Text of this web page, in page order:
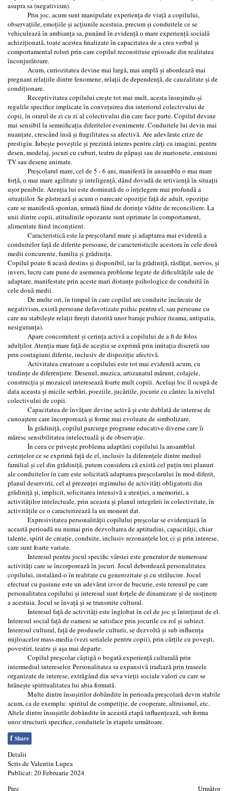
asupra sa (negativism).
Prin joc, acum sunt manipulate experiența de viață a copilului,
observațiile, emoțiile şi acțiunile acestuia, precum şi conduitele ce se
vehiculează în ambianța sa, punând în evidență o mare experiență socială
achiziționată, toate acestea finalizate în capacitatea de a crea verbal şi
comportamental roluri prin care copilul reconstituie episoade din realitatea
înconjurătoare.
Acum, curiozitatea devine mai largă, mai amplă şi abordează mai
pregnant relațiile dintre fenomene, relații de dependență, de cauzalitate şi de
condiționare.
Receptivitatea copilului creşte tot mai mult, acesta însuşindu-şi
regulile specifice implicate în convețuirea din interiorul colectivului de
copii, în orarul de zi cu zi al colectivului din care face parte. Copilul devine
mai sensibil la semnificația diferitelor evenimente. Conduitele lui devin mai
nuanțate, crescând însă şi fragilitatea sa afectivă. Are adevărate crize de
prestigiu. Iubeşte poveştile şi prezintă interes pentru cărți cu imagini, pentru
desen, modelaj, jocuri cu cuburi, teatru de păpuşi sau de marionete, emisiuni
TV sau desene animate.
Preşcolarul mare, cel de 5 - 6 ani, manifestă în ansamblu o mai mare
forță, o mai mare agilitate şi inteligență, dând dovadă de retiviență în situații
uşor penibile. Atenția lui este dominată de o înțelegere mai profundă a
situațiilor. Se păstrează şi acum o oarecare opoziție față de adult, opoziție
care se manifestă spontan, urmată fiind de dorințe vădite de reconciliere. La
unii dintre copii, atitudinile opozante sunt oprimate în comportament,
alimentate fiind inconştient.
Caracteristică este la preşcolarul mare şi adaptarea mai evidentă a
conduitelor față de diferite persoane, de caracteristicile acestora în cele două
medii concurente, familia şi grădinița.
Copilul poate fi acasă destins şi disponibil, iar la grădiniță, răsfățat, nervos, şi
invers, lucru care pune de asemenea probleme legate de dificultățile sale de
adaptare, manifestate prin aceste mari distanțe psihologice de conduită în
cele două medii.
De multe ori, în timpul în care copilul are conduite încărcate de
negativism, există persoane defavotizate psihic pentru el, sau persoane cu
care nu stabileşte relații fireşti datorită unor baraje psihice (teama, antipatia,
nesiguranța).
Apare concomitent şi cerința activă a copilului de a fi de folos
adulților. Atenția mare față de aceştia se exprimă prin imitația discretă sau
prin contagiuni diferite, inclusiv de dispoziție afectivă.
Activitatea creatoare a copilului este tot mai evidentă acum, cu
tendințe de diferențiere. Desenul, muzica, artizanatul mărunt, colajele,
construcția şi mozaicul interesează foarte mult copiii. Acelaşi loc îl ocupă de
data aceasta şi micile serbări, poeziile, jucăriile, jocurie cu cântec la nivelul
colectivului de copii.
Capacitatea de învățare devine activă şi este dublată de interese de
cunoaştere care încorporează şi forme mai evoluate de simbolizare.
În grădiniță, copilul parcurge programe educative diverse care îi
măresc sensibilitatea intelectuală şi de observație.
În ceea ce priveşte problema adaptării copilului la ansamblul
cerințelor ce se exprimă față de el, inclusiv la diferențele dintre mediul
familial şi cel din grădiniță, putem considera că există cel puțin trei planuri
ale conduitelor în care este solicitată adaptarea preşcolarului în mod diferit,
planul deservirii, cel al prezenței regimului de activități obligatorii din
grădiniță şi, implicit, solicitarea intensivă a atenției, a memoriei, a
activităților intelectuale, prin aceasta şi planul integrării în colectivitate, în
activitățile ce o caracterizează la un monent dat.
Expresivitatea personalității copilului preşcolar se evidențiază în
această perioadă nu numai prin dezvoltarea de aptitudini, capacităţii, chiar
talente, spirit de creație, conduite, inclusiv rezonanțele lor, ci şi prin interese,
care sunt foarte variate.
Interesul pentru jocul specific vârstei este generator de numeroase
activități care se încorporează în jocuri. Jocul debordează personalitatea
copilului, instalând-o în realitate cu generozitate şi cu strălucire. Jocul
efectuat cu pasiune este un adevărat izvor de bucurie, este terenul pe care
personalitatea copilului şi interesul sunt forțele de dinamizare şi de susținere
a acestuia. Jocul se învață şi se transmite cultural.
Interesul față de activități este înglobat în cel de joc şi întreținut de el.
Interesul social față de oameni se satisface prin jocurile cu rol şi subiect.
Interesul cultural, față de produsele culturii, se dezvoltă şi sub influența
mijloacelor mass-media (vezi serialele pentru copii), prin cărțile cu poveşti,
povestiri, teatru şi aşa mai departe.
Copilul preşcolar câştigă o bogată experiență culturală prin
intermediul intereselor. Personalitatea sa expansivă iradiază prin traseele
organizate de interese, extrăgând din seva vieții sociale valori cu care se
hrăneşte spiritualitatea lui abia formată.
Multe dintre însuşirilor dobândite în perioada preşcolară devin stabile
acum, ca de exemplu: spiritul de competiție, de cooperare, altruismul, etc.
Altele dintre însuşirile dobândite în această etapă influențează, sub forma
unor structurii specifice, conduitele în etapele următoare.
f Share
Detalii
Scris deValentin Lupea
Publicat: 20 Februarie 2024
Prec
Următor